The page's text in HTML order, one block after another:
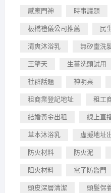
感應門神 時事議題
板橋禮儀公司推薦 民
清爽沐浴乳 無矽靈洗
王擎天 生薑洗頭試用
社群話題 神明桌
租商業登記地址 租工
結婚黃金出租 線上直
草本沐浴乳 虛擬地址
防火材料 防火泥
阻火材料 電子防盜門
頭皮深層清潔 頭髮保